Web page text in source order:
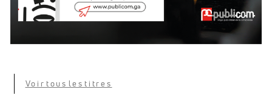
Voir tous les titres